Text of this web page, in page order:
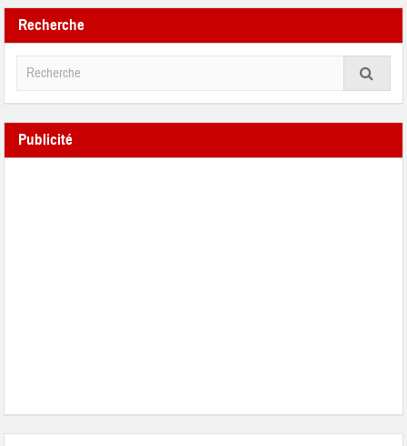
Recherche
Publicité